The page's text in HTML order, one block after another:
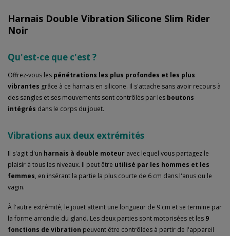
Harnais Double Vibration Silicone Slim Rider
Noir
Qu'est-ce que c'est ?
Offrez-vous les pénétrations les plus profondes et les plus
vibrantes grâce à ce harnais en silicone. Il s'attache sans avoir recours à
des sangles et ses mouvements sont contrôlés par les boutons
intégrés dans le corps du jouet.
Vibrations aux deux extrémités
Il s'agit d'un harnais à double moteur avec lequel vous partagez le
plaisir à tous les niveaux. Il peut être utilisé par les hommes et les
femmes, en insérant la partie la plus courte de 6 cm dans l'anus ou le
vagin.
À l'autre extrémité, le jouet atteint une longueur de 9 cm et se termine par
la forme arrondie du gland. Les deux parties sont motorisées et les 9
fonctions de vibration peuvent être contrôlées à partir de l'appareil